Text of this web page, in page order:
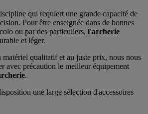
qui requiert une grande capacité de
Pour être enseignée dans de bonnes
ou par des particuliers, l'archerie
et léger.
qualitatif et au juste prix, nous nous
avec précaution le meilleur équipement
.
une large sélection d'accessoires